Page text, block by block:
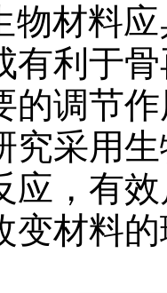
物材料
有利于
的调节
究采用
应，有
变材料